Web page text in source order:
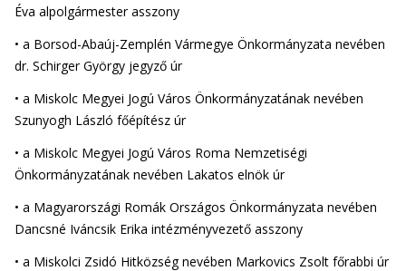
Éva alpolgármester asszony
• a Borsod-Abaúj-Zemplén Vármegye Önkormányzata nevében
dr. Schirger György jegyző úr
• a Miskolc Megyei Jogú Város Önkormányzatának nevében
Szunyogh László főépítész úr
• a Miskolc Megyei Jogú Város Roma Nemzetiségi
Önkormányzatának nevében Lakatos elnök úr
• a Magyarországi Romák Országos Önkormányzata nevében
Dancsné Iváncsik Erika intézményvezető asszony
• a Miskolci Zsidó Hitközség nevében Markovics Zsolt főrabbi úr